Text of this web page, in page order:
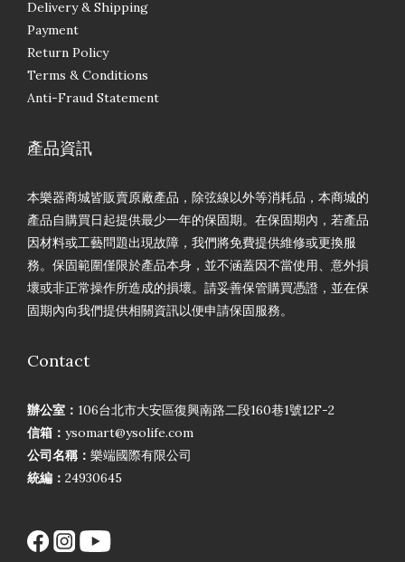
Delivery & Shipping
Payment
Return Policy
Terms & Conditions
Anti-Fraud Statement
產品資訊
本樂器商城皆販賣原廠產品，除弦線以外等消耗品，本商城的
產品自購買日起提供最少一年的保固期。在保固期內，若產品
因材料或工藝問題出現故障，我們將免費提供維修或更換服
務。保固範圍僅限於產品本身，並不涵蓋因不當使用、意外損
壞或非正常操作所造成的損壞。請妥善保管購買憑證，並在保
固期內向我們提供相關資訊以便申請保固服務。
Contact
辦公室： 106台北市大安區復興南路二段160巷1號12F-2
信箱： ysomart@ysolife.com
公司名稱： 樂端國際有限公司
統編： 24930645